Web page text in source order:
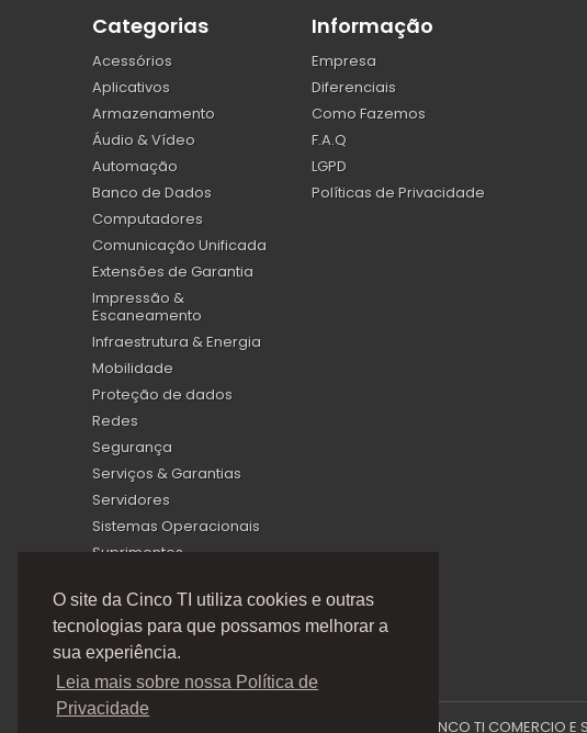
O site da Cinco TI utiliza cookies e outras
tecnologias para que possamos melhorar a
sua experiência.
Leia mais sobre nossa Política de
Privacidade
Categorias
Acessórios
Aplicativos
Armazenamento
Áudio & Vídeo
Automação
Banco de Dados
Computadores
Comunicação Unificada
Extensões de Garantia
Impressão &
Escaneamento
Infraestrutura & Energia
Mobilidade
Proteção de dados
Redes
Segurança
Serviços & Garantias
Servidores
Sistemas Operacionais
Suprimentos
Informação
Empresa
Diferenciais
Como Fazemos
F.A.Q
LGPD
Políticas de Privacidade
A Cinco TI (5TI) é uma marca registrada de CINCO TI COMERCIO